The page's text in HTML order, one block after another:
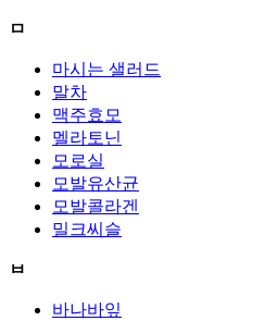
ㅁ
마시는 샐러드
말차
맥주효모
멜라토닌
모로실
모발유산균
모발콜라겐
밀크씨슬
ㅂ
바나바잎